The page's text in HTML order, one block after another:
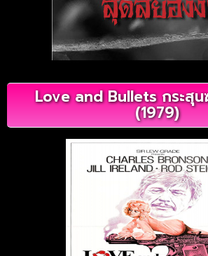
Love and Bullets กระสุ
(1979)